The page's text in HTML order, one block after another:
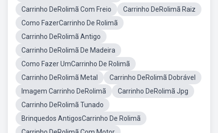
Carrinho DeRolimã Com Freio
Carrinho DeRolimã Raiz
Como FazerCarrinho De Rolimã
Carrinho DeRolimã Antigo
Carrinho DeRolimã De Madeira
Como Fazer UmCarrinho De Rolimã
Carrinho DeRolimã Metal
Carrinho DeRolimã Dobrável
Imagem Carrinho DeRolimã
Carrinho DeRolimã Jpg
Carrinho DeRolimã Tunado
Brinquedos AntigosCarrinho De Rolimã